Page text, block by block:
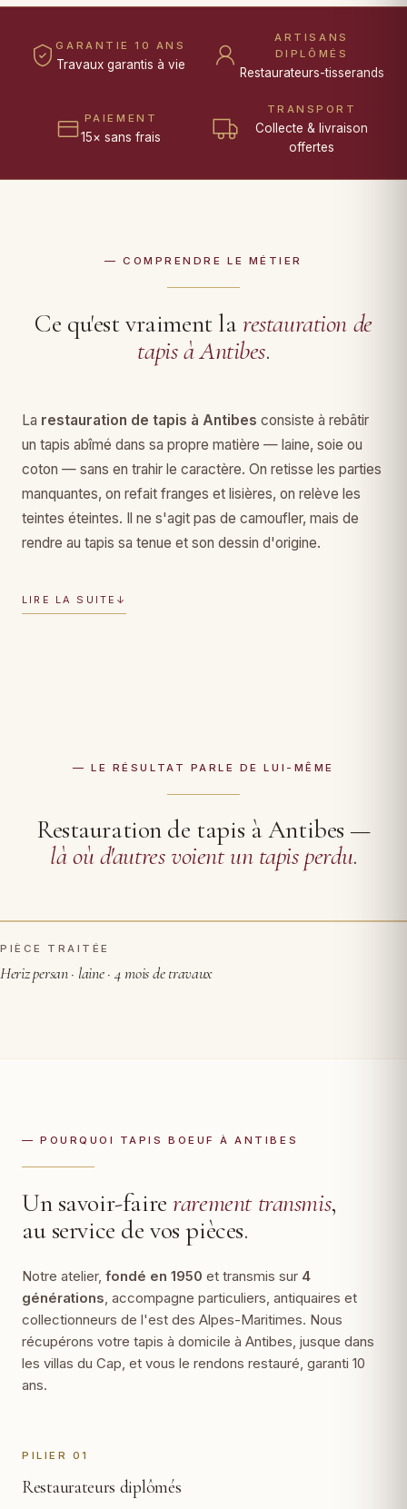
GARANTIE 10 ANS
Travaux garantis à vie
ARTISANS
DIPLÔMÉS
Restaurateurs-tisserands
PAIEMENT
15× sans frais
TRANSPORT
Collecte & livraison
offertes
— COMPRENDRE LE MÉTIER
Ce qu'est vraiment larestauration de
tapis à Antibes.
La restauration de tapis à Antibes consiste à rebâtir
un tapis abîmé dans sa propre matière — laine, soie ou
coton — sans en trahir le caractère. On retisse les parties
manquantes, on refait franges et lisières, on relève les
teintes éteintes. Il ne s'agit pas de camoufler, mais de
rendre au tapis sa tenue et son dessin d'origine.
LIRE LA SUITE ↓
— LE RÉSULTAT PARLE DE LUI-MÊME
Restauration de tapis à Antibes —
là où d'autres voient un tapis perdu.
AVANT RESTAURATION
PIÈCE TRAITÉE
Heriz persan · laine · 4 mois de travaux
— POURQUOI TAPIS BOEUF À ANTIBES
Un savoir-fairerarement transmis,
au service de vos pièces.
Notre atelier, fondé en 1950 et transmis sur 4
générations , accompagne particuliers, antiquaires et
collectionneurs de l'est des Alpes-Maritimes. Nous
récupérons votre tapis à domicile à Antibes, jusque dans
les villas du Cap, et vous le rendons restauré, garanti 10
ans.
PILIER 01
Restaurateurs diplômés